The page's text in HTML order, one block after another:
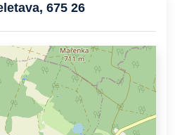
675 26